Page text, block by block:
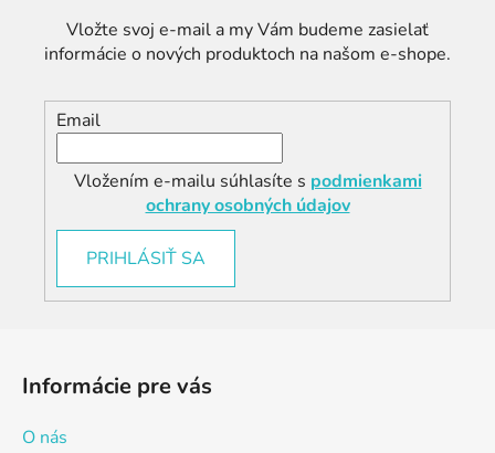
Vložte svoj e-mail a my Vám budeme zasielať
informácie o nových produktoch na našom e-shope.
Email
Vložením e-mailu súhlasíte s podmienkami
ochrany osobných údajov
PRIHLÁSIŤ SA
Informácie pre vás
O nás